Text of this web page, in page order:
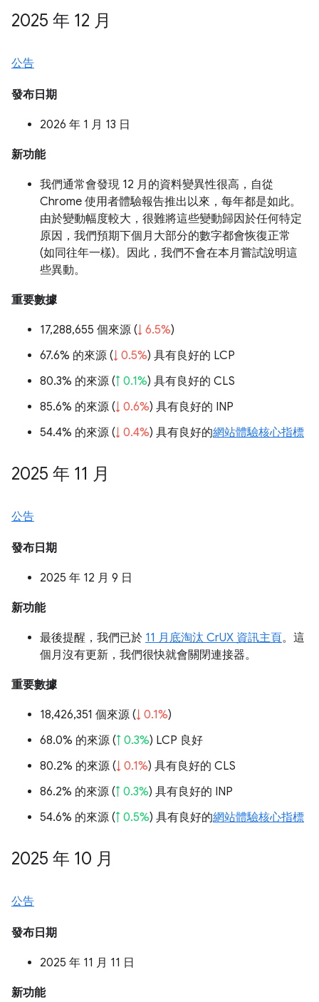
2025 年 12 月
公告
發布日期
2026 年 1 月 13 日
新功能
我們通常會發現 12 月的資料變異性很高，自從
Chrome 使用者體驗報告推出以來，每年都是如此。
由於變動幅度較大，很難將這些變動歸因於任何特定
原因，我們預期下個月大部分的數字都會恢復正常
(如同往年一樣)。因此，我們不會在本月嘗試說明這
些異動。
重要數據
17,288,655 個來源 (↓ 6.5%)
67.6% 的來源 (↓ 0.5%) 具有良好的 LCP
80.3% 的來源 (↑ 0.1%) 具有良好的 CLS
85.6% 的來源 (↓ 0.6%) 具有良好的 INP
54.4% 的來源 (↓ 0.4%) 具有良好的網站體驗核心指標
2025 年 11 月
公告
發布日期
2025 年 12 月 9 日
新功能
最後提醒，我們已於 11 月底淘汰 CrUX 資訊主頁。這
個月沒有更新，我們很快就會關閉連接器。
重要數據
18,426,351 個來源 (↓ 0.1%)
68.0% 的來源 (↑ 0.3%) LCP 良好
80.2% 的來源 (↓ 0.1%) 具有良好的 CLS
86.2% 的來源 (↑ 0.3%) 具有良好的 INP
54.6% 的來源 (↑ 0.5%) 具有良好的網站體驗核心指標
2025 年 10 月
公告
發布日期
2025 年 11 月 11 日
新功能